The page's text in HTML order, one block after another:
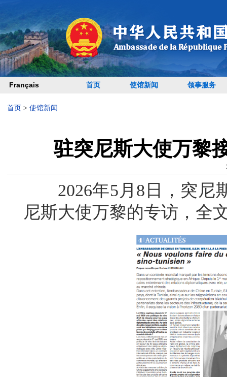
Français 首页 使馆新闻 领事服务
首页 > 使馆新闻
驻突尼斯大使万黎
2026年5月8日，突尼
尼斯大使万黎的专访，全